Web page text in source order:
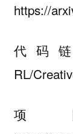
https://
代码链
RL/
项